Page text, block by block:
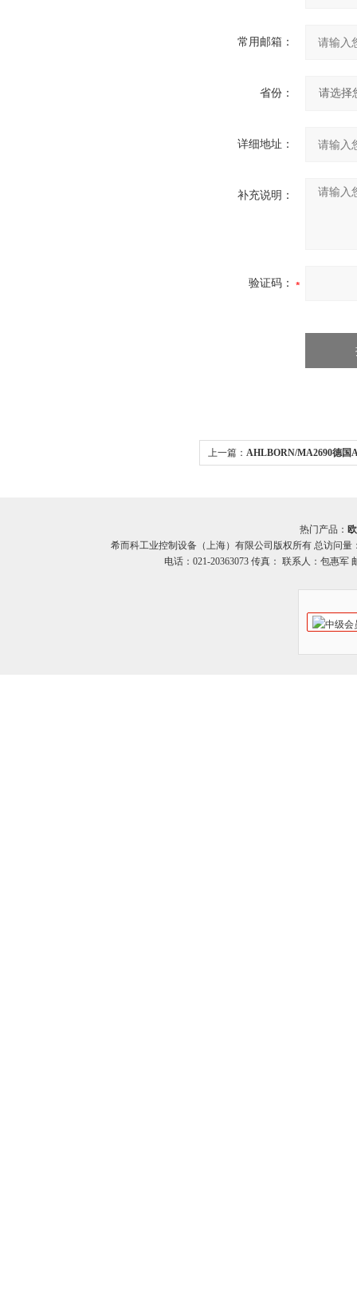
常用邮箱：
省份：
详细地址：
补充说明：
验证码：
上一篇： AHLBORN/MA2690德国
热门产品：
希而科工业控制设备（上海）有限公司版权所有 总访问量
电话：021-20363073 传真： 联系人：包惠军